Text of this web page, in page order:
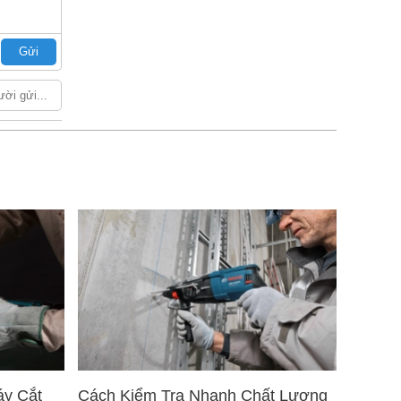
Gửi
Cắt
Cách Kiểm Tra Nhanh Chất Lượng